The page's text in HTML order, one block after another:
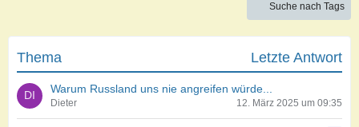
Suche nach Tags
Thema Letzte Antwort
Warum Russland uns nie angreifen würde...
Dieter 12. März 2025 um 09:35